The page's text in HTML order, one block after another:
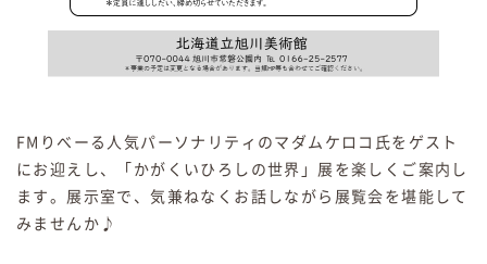
FMりべーる人気パーソナリティのマダムケロコ氏をゲスト
にお迎えし、「かがくいひろしの世界」展を楽しくご案内し
ます。展示室で、気兼ねなくお話しながら展覧会を堪能して
みませんか♪